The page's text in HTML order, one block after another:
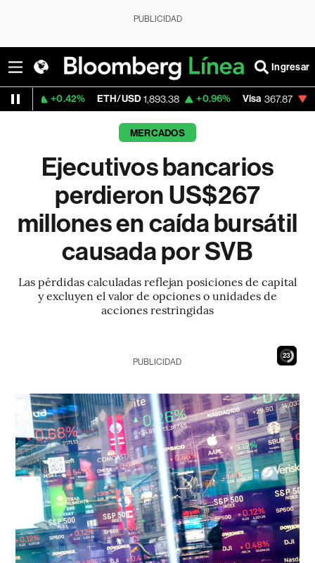
PUBLICIDAD
Ingresar
ETH/USD 1,893.38 +0.96% Visa 367.87 -0.47%
MERCADOS
Ejecutivos bancarios
perdieron US$267
millones en caída bursátil
causada por SVB
Las pérdidas calculadas reflejan posiciones de capital
y excluyen el valor de opciones o unidades de
acciones restringidas
21
PUBLICIDAD